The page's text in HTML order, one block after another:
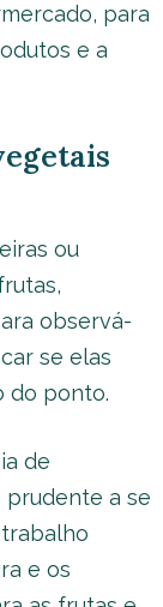
para
e a
ou
observá-
se elas
do ponto.
de
prudente a se
e os